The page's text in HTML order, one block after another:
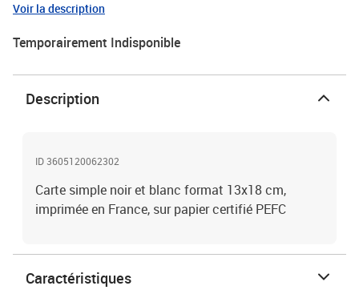
Voir la description
Temporairement Indisponible
Description
ID 3605120062302
Carte simple noir et blanc format 13x18 cm,
imprimée en France, sur papier certifié PEFC
Caractéristiques